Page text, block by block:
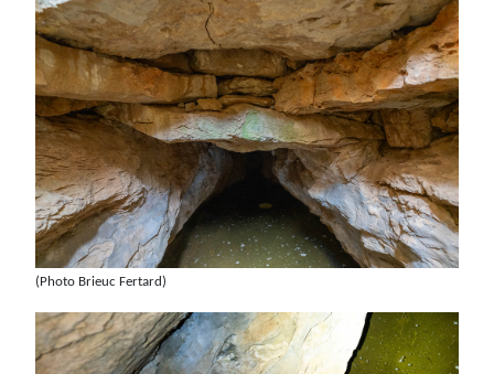
(Photo Brieuc Fertard)